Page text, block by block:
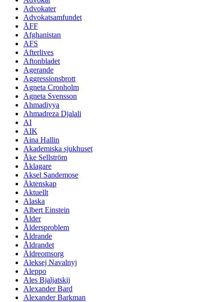
Advokater
Advokatsamfundet
ÅFF
Afghanistan
AFS
Afterlives
Aftonbladet
Agerande
Aggressionsbrott
Agneta Cronholm
Agneta Svensson
Ahmadiyya
Ahmadreza Djalali
AI
AIK
Aina Hallin
Akademiska sjukhuset
Åke Sellström
Åklagare
Aksel Sandemose
Äktenskap
Aktuellt
Alaska
Albert Einstein
Ålder
Åldersproblem
Åldrande
Åldrandet
Äldreomsorg
Aleksej Navalnyj
Aleppo
Ales Bjaljatskij
Alexander Bard
Alexander Barkman